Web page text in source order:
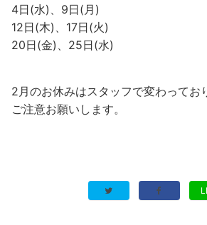
4日(水)、9日(月)
12日(木)、17日(火)
20日(金)、25日(水)
2月のお休みはスタッフで変わってお
ご注意お願いします。